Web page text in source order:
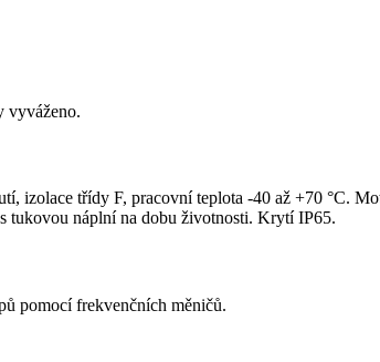
vyváženo.
izolace třídy F, pracovní teplota -40 až +70 °C.
tukovou náplní na dobu životnosti. Krytí IP65.
pomocí frekvenčních měničů.